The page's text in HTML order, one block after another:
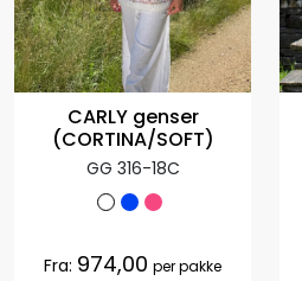
CARLY genser
(CORTINA/SOFT)
GG 316-18C
Fra: 974,00 per pakke